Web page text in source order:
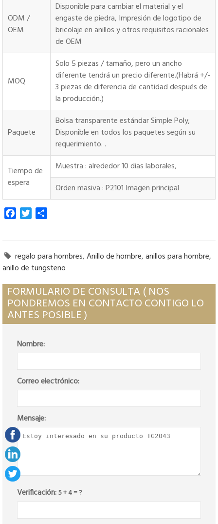
ODM /
OEM
Disponible para cambiar el material y el
engaste de piedra, Impresión de logotipo de
bricolaje en anillos y otros requisitos racionales
de OEM
MOQ
Solo 5 piezas / tamaño, pero un ancho
diferente tendrá un precio diferente.(Habrá +/-
3 piezas de diferencia de cantidad después de
la producción.)
Paquete
Bolsa transparente estándar Simple Poly;
Disponible en todos los paquetes según su
requerimiento. .
Tiempo de
espera
Muestra : alrededor 10 dias laborales,
Orden masiva : P2101 Imagen principal
FacebookTwitter
 regalo para hombres,Anillo de hombre,anillos para hombre,
anillo de tungsteno
FORMULARIO DE CONSULTA ( NOS
PONDREMOS EN CONTACTO CONTIGO LO
ANTES POSIBLE )
Nombre:
Correo electrónico:
Mensaje:
Verificación:5 + 4 = ?